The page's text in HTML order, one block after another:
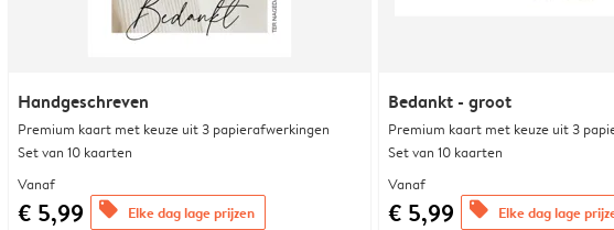
Handgeschreven
Premium kaart met keuze uit 3 papierafwerkingen
Set van 10 kaarten
Vanaf
€ 5,99 offers Elke dag lage prijzen
Bedankt - groot
Premium kaart met keuze uit 3
Set van 10 kaarten
Vanaf
€ 5,99 offers Elke dag lage